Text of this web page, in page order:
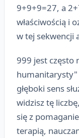
9+9+9=27, a
właściwością i
w tej sekwencji
999 jest często
humanitarysty"
głęboki sens
widzisz tę
się z
terapią,